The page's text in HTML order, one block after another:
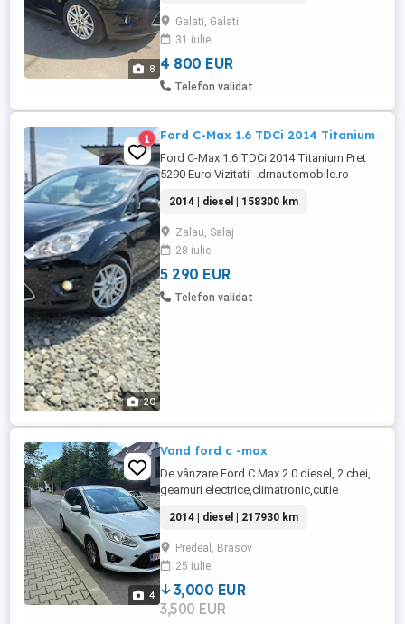
8
( schimbă foarte bine ) fără probleme.
Proprietar persoana fizica, masina de
familie, nu a fost taxi firma. Dotari: - Plafon
panoramic - ...
Galati, Galati
31 iulie
4 800 EUR
Telefon validat
20
1 Ford C-Max 1.6 TDCi 2014 Titanium
Ford C-Max 1.6 TDCi 2014 Titanium Pret
5290 Euro Vizitati -.drnautomobile.ro
parcul nostru, beneficiati de * Transport
gratuit in toata tara si numere rosii din
partea noastra * Numere provizorii *
GARANTIE 1 An de zile inclusa in pret *
Posibilitate de finantare ...
2014 | diesel | 158300 km
Zalau, Salaj
28 iulie
5 290 EUR
Telefon validat
4
Vand ford c -max
De vânzare Ford C Max 2.0 diesel, 2 chei,
geamuri electrice,climatronic,cutie
motor. RAR efectuat
2014 | diesel | 217930 km
Predeal, Brasov
25 iulie
3,000 EUR
3,500 EUR